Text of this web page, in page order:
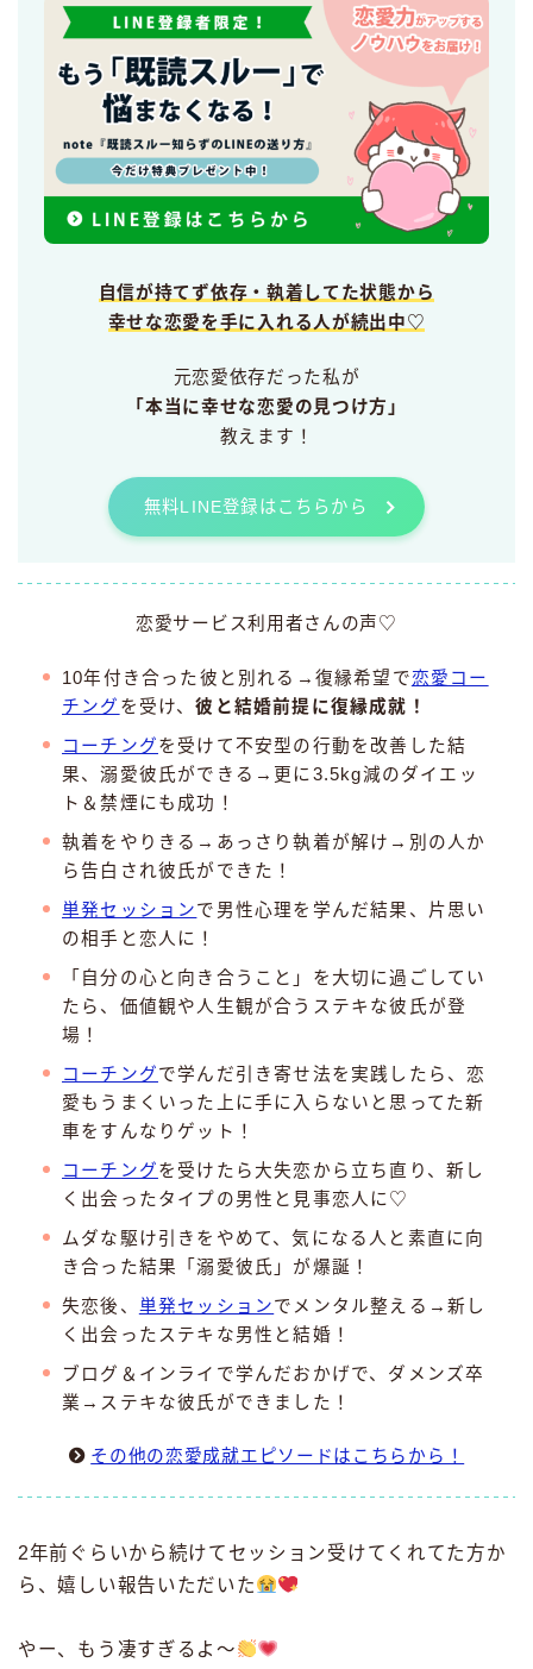
自信が持てず依存・執着してた状態から
幸せな恋愛を手に入れる人が続出中♡
元恋愛依存だった私が
「本当に幸せな恋愛の見つけ方」
教えます！
無料LINE登録はこちらから
恋愛サービス利用者さんの声♡
10年付き合った彼と別れる→復縁希望で恋愛コー
チング を受け、彼と結婚前提に復縁成就！
コーチングを受けて不安型の行動を改善した結
果、溺愛彼氏ができる→更に3.5kg減のダイエッ
ト＆禁煙にも成功！
執着をやりきる→あっさり執着が解け→別の人か
ら告白され彼氏ができた！
単発セッションで男性心理を学んだ結果、片思い
の相手と恋人に！
「自分の心と向き合うこと」を大切に過ごしてい
たら、価値観や人生観が合うステキな彼氏が登
場！
コーチングで学んだ引き寄せ法を実践したら、恋
愛もうまくいった上に手に入らないと思ってた新
車をすんなりゲット！
コーチングを受けたら大失恋から立ち直り、新し
く出会ったタイプの男性と見事恋人に♡
ムダな駆け引きをやめて、気になる人と素直に向
き合った結果「溺愛彼氏」が爆誕！
失恋後、 単発セッションでメンタル整える→新し
く出会ったステキな男性と結婚！
ブログ＆インライで学んだおかげで、ダメンズ卒
業→ステキな彼氏ができました！
その他の恋愛成就エピソードはこちらから！
2年前ぐらいから続けてセッション受けてくれてた方か
ら、嬉しい報告いただいた
やー、もう凄すぎるよ〜